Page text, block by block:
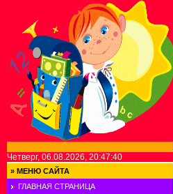
Четверг, 06.08.2026, 20:47:40
» МЕНЮ САЙТА
ГЛАВНАЯ СТРАНИЦА